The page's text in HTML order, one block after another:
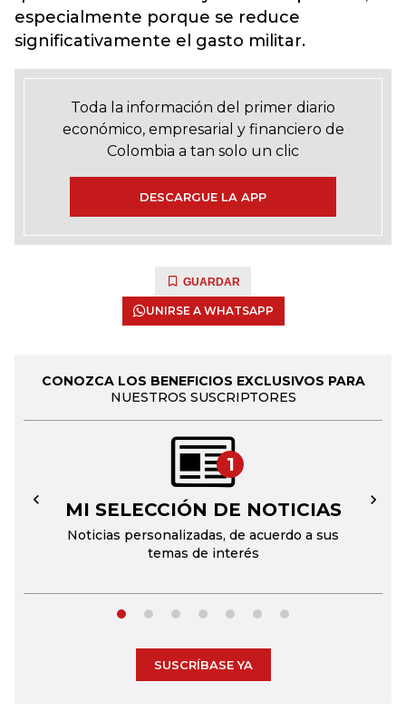
especialmente porque se reduce
significativamente el gasto militar.
Toda la información del primer diario
económico, empresarial y financiero de
Colombia a tan solo un clic
DESCARGUE LA APP
GUARDAR
UNIRSE A WHATSAPP
CONOZCA LOS BENEFICIOS EXCLUSIVOS PARA
NUESTROS SUSCRIPTORES
1
MI SELECCIÓN DE NOTICIAS
Noticias personalizadas, de acuerdo a sus
temas de interés
← →
SUSCRÍBASE YA